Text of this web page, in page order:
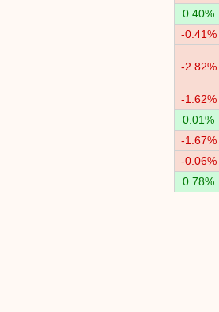
0.40%
-0.41%
-2.82%
-1.62%
0.01%
-1.67%
-0.06%
0.78%